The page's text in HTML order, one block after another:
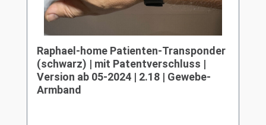
Raphael-home Patienten-Transponder
(schwarz) | mit Patentverschluss |
Version ab 05-2024 | 2.18 | Gewebe-
Armband